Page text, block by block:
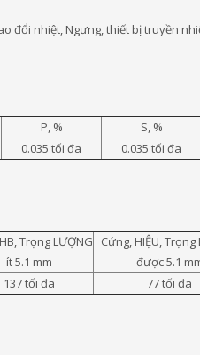
đổi nhiệt, Ngưng, thiết bị truyền
P, %
S, %
0.035 tối đa 0.035 tối đa
Trọng LƯỢNG
ít 5.1 mm
Cứng, HIỆU, Trọng
được 5.1
137 tối đa 77 tối đa